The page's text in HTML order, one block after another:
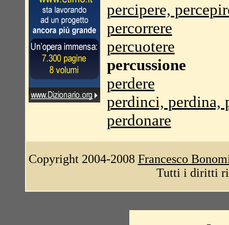
percipere,
percorrere
percuotere
percussione
perdere
perdinci, perdina,
perdonare
Copyright 2004-2008 Francesco
Tutti i diritti